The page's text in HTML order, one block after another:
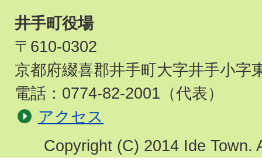
井手町役場
〒610-0302
京都府綴喜郡井手町大字井手小字
電話： 0774-82-2001 （代表）
アクセス
Copyright (C) 2014 Ide Town.